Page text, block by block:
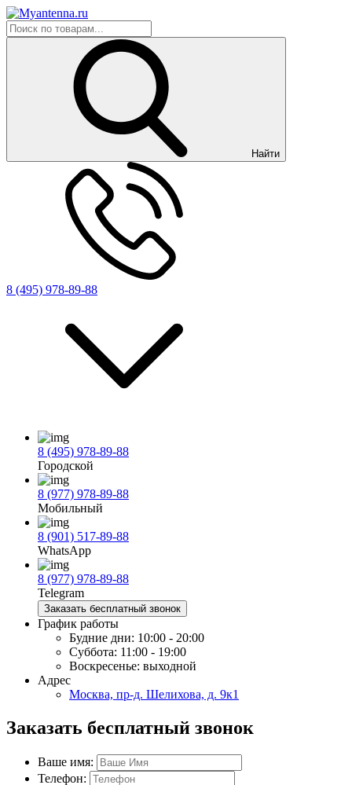
Найти
8 (495) 978-89-88
8 (495) 978-89-88
Городской
8 (977) 978-89-88
Мобильный
8 (901) 517-89-88
WhatsApp
8 (977) 978-89-88
Telegram
Заказать бесплатный звонок
График работы
Будние дни: 10:00 - 20:00
Суббота: 11:00 - 19:00
Воскресенье: выходной
Адрес
Москва, пр-д. Шелихова, д. 9к1
Заказать бесплатный звонок
Ваше имя:
Телефон: